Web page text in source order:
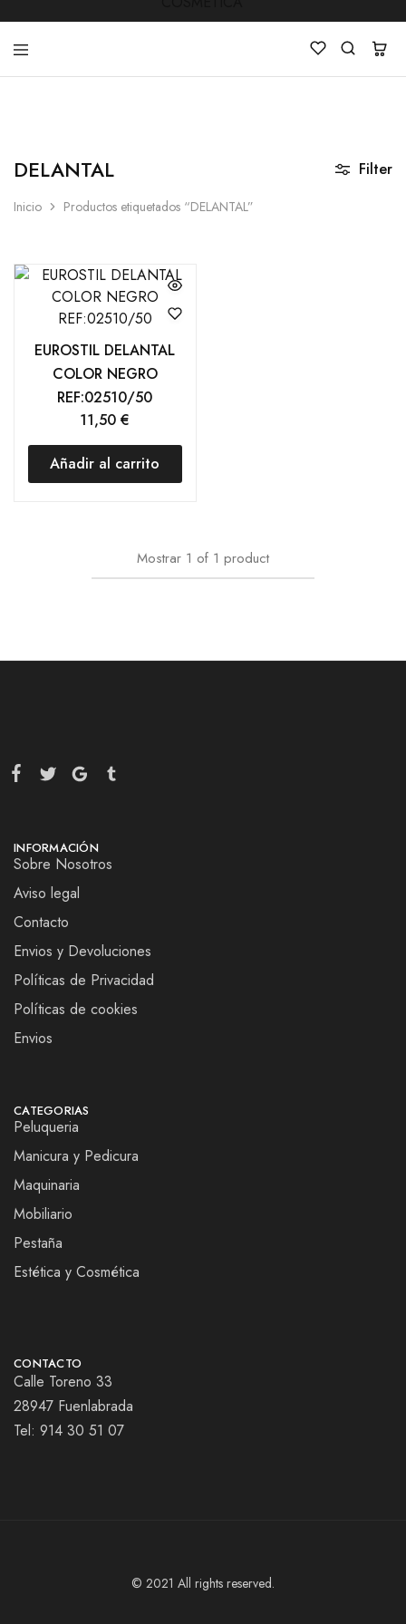
de
Manicura
,
y
Estética
DELANTAL
Inicio Productos etiquetados “DELANTAL”
Filter
EUROSTIL DELANTAL
COLOR NEGRO
REF:02510/50
11,50€
Añadir al carrito
Mostrar 1 of 1 product
INFORMACIÓN
Sobre Nosotros
Aviso legal
Contacto
Envios y Devoluciones
Políticas de Privacidad
Políticas de cookies
Envios
CATEGORIAS
Peluqueria
Manicura y Pedicura
Maquinaria
Mobiliario
Pestaña
Estética y Cosmética
CONTACTO
Calle Toreno 33
28947 Fuenlabrada
Tel: 914 30 51 07
© 2021 All rights reserved.